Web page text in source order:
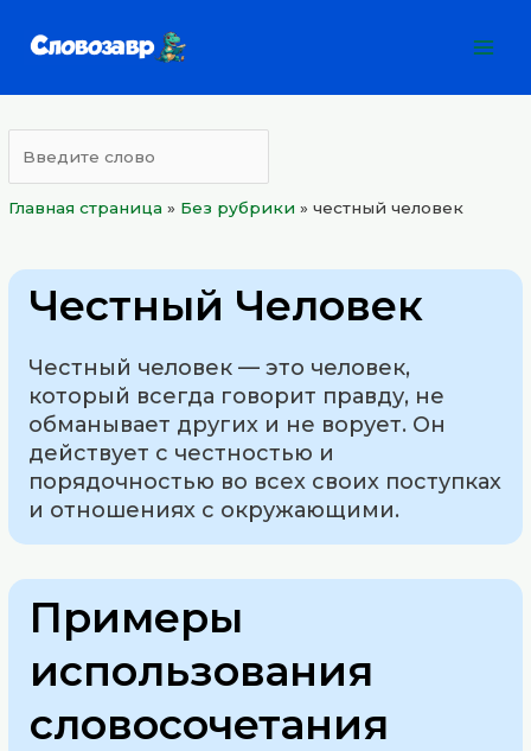
Главная страница » Без рубрики »честный человек
Честный Человек
Честный человек — это человек,
который всегда говорит правду, не
обманывает других и не ворует. Он
действует с честностью и
порядочностью во всех своих поступках
и отношениях с окружающими.
Примеры
использования
словосочетания